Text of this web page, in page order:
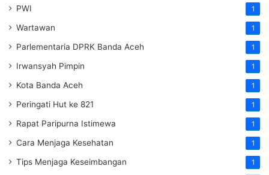
PWI 1
Wartawan 1
Parlementaria DPRK Banda Aceh 1
Irwansyah Pimpin 1
Kota Banda Aceh 1
Peringati Hut ke 821 1
Rapat Paripurna Istimewa 1
Cara Menjaga Kesehatan 1
Tips Menjaga Keseimbangan 1